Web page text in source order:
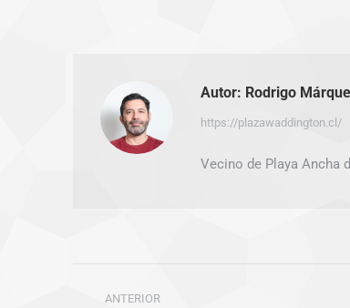
Autor: Rodrigo
https://plazawaddington.cl/
Vecino de Playa Ancha
ANTERIOR